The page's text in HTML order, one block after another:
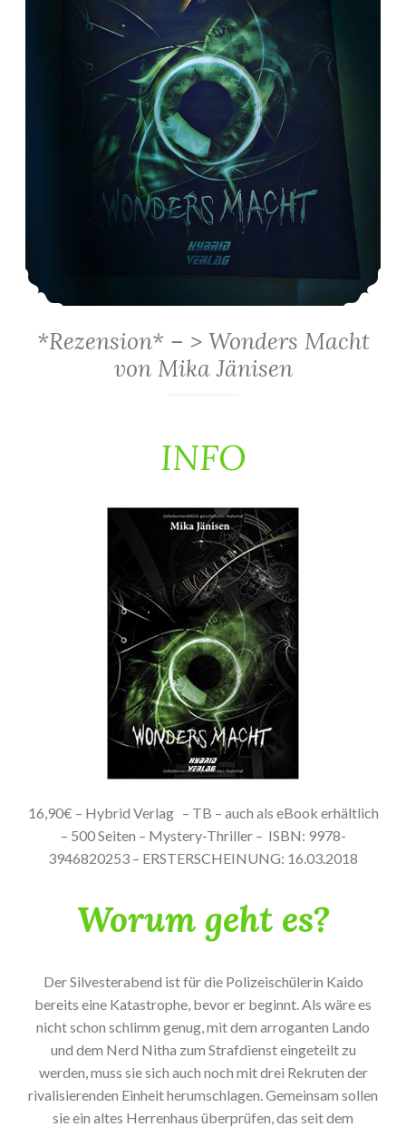
*Rezension* – > Wonders Macht
von Mika Jänisen
INFO
16,90€ – Hybrid Verlag – TB – auch als eBook erhältlich
– 500 Seiten – Mystery-Thriller – ISBN: 9978-
3946820253 – ERSTERSCHEINUNG: 16.03.2018
Worum geht es?
Der Silvesterabend ist für die Polizeischülerin Kaido
bereits eine Katastrophe, bevor er beginnt. Als wäre es
nicht schon schlimm genug, mit dem arroganten Lando
und dem Nerd Nitha zum Strafdienst eingeteilt zu
werden, muss sie sich auch noch mit drei Rekruten der
rivalisierenden Einheit herumschlagen. Gemeinsam sollen
sie ein altes Herrenhaus überprüfen, das seit dem